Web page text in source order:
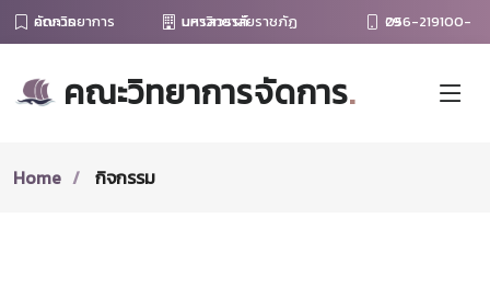
คณะวิทยาการจัดการ มหาวิทยาลัยราชภัฏนครสวรรค์ 056-219100-29
คณะวิทยาการจัดการ.
Home กิจกรรม